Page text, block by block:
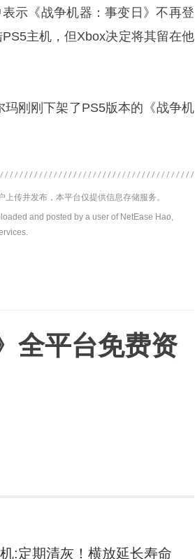
示《战争机器：事变日》不再登
主机，但Xbox决定将其留在他
刚刚下架了PS5版本的《战争机
传并发布，本平台仅提供信息存储服务。
and posted by a user of NetEase Hao,
全平台免费资
:定期清灰！横放延长寿命